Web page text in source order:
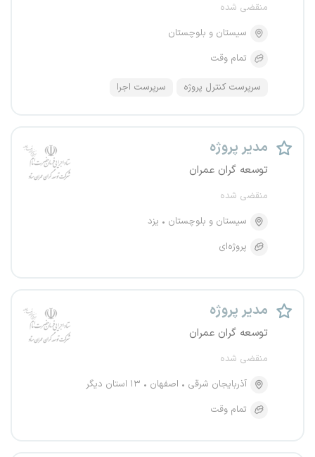
منقضی شده
سیستان و بلوچستان
تمام وقت
سرپرست کنترل پروژه سرپرست اجرا
مدیر پروژه
توسعه گران عمران
منقضی شده
سیستان و بلوچستان
یزد
پروژه‌ای
مدیر پروژه
توسعه گران عمران
منقضی شده
آذربایجان شرقی
اصفهان
۱۳ استان دیگر
تمام وقت